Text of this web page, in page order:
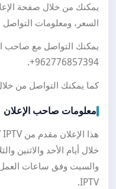
يمكنك من خلال صفحة
السعر، ومعلومات التواصل
يمكنك التواصل مع صاحب
+962776857394
.
كما يمكنك التواصل من
معلومات صاحب الإعلان
خلال أيام الأحد والاثنين
IPTV.